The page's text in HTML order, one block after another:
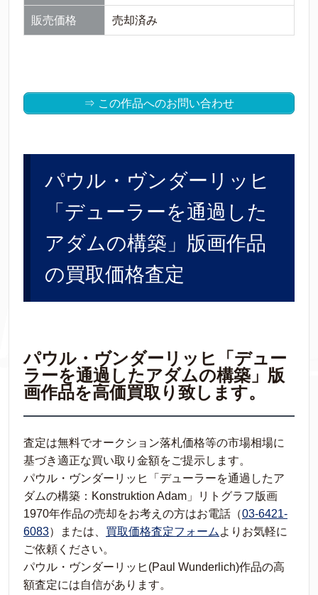
販売価格 売却済み
⇒ この作品へのお問い合わせ
パウル・ヴンダーリッヒ
「デューラーを通過した
アダムの構築」版画作品
の買取価格査定
パウル・ヴンダーリッヒ「デュー
ラーを通過したアダムの構築」版
画作品を高価買取り致します。
査定は無料でオークション落札価格等の市場相場に
基づき適正な買い取り金額をご提示します。
パウル・ヴンダーリッヒ「デューラーを通過したア
ダムの構築：Konstruktion Adam」リトグラフ版画
1970年作品の売却をお考えの方はお電話（03-6421-
6083）または、 買取価格査定フォーム よりお気軽に
ご依頼ください。
パウル・ヴンダーリッヒ(Paul Wunderlich)作品の高
額査定には自信があります。